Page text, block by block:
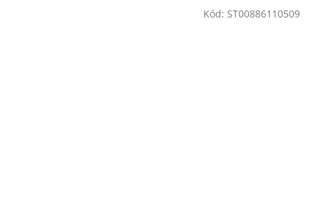
Kód: ST00886110509